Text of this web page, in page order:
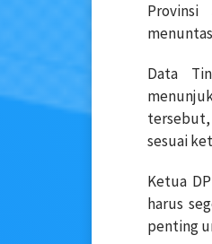
Data
tersebut,
sesuai
Ketua
harus
penting